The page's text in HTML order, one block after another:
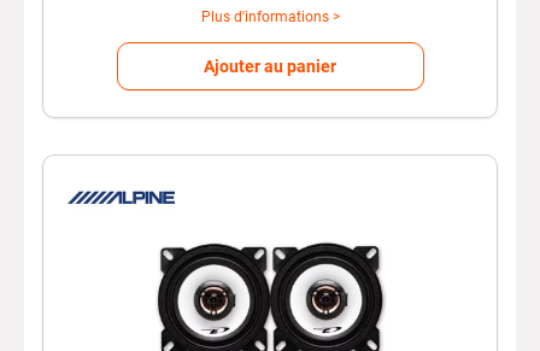
Plus d'informations >
Ajouter au panier